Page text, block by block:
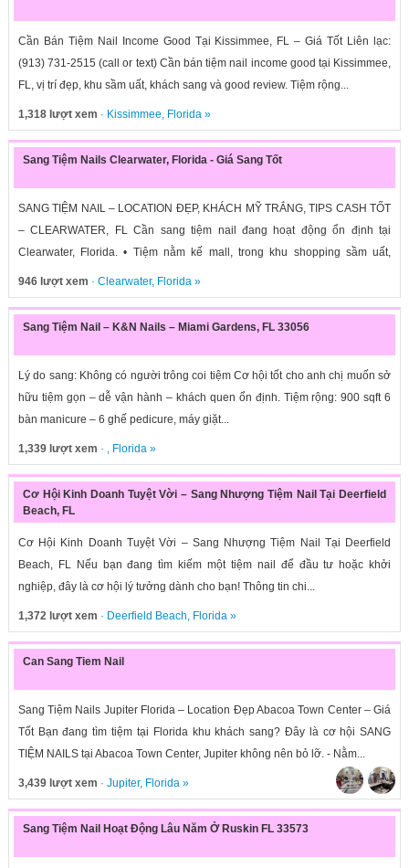
Cần Bán Tiệm Nail Income Good Tại Kissimmee, FL – Giá Tốt Liên lạc:
(913) 731-2515 (call or text) Cần bán tiệm nail income good tại Kissimmee,
FL, vị trí đẹp, khu sầm uất, khách sang và good review. Tiệm rộng...
1,318 lượt xem · Kissimmee, Florida»
Sang Tiệm Nails Clearwater, Florida - Giá Sang Tốt
SANG TIỆM NAIL – LOCATION ĐẸP, KHÁCH MỸ TRẮNG, TIPS CASH TỐT
– CLEARWATER, FL Cần sang tiệm nail đang hoạt động ổn định tại
Clearwater, Florida. • Tiệm nằm kế mall, trong khu shopping sầm uất,
xung...
946 lượt xem · Clearwater, Florida»
Sang Tiệm Nail – K&N Nails – Miami Gardens, FL 33056
Lý do sang: Không có người trông coi tiệm Cơ hội tốt cho anh chị muốn sở
hữu tiệm gọn – dễ vận hành – khách quen ổn định. Tiệm rộng: 900 sqft 6
bàn manicure – 6 ghế pedicure, máy giặt...
1,339 lượt xem · , Florida»
Cơ Hội Kinh Doanh Tuyệt Vời – Sang Nhượng Tiệm Nail Tại Deerfield
Beach, FL
Cơ Hội Kinh Doanh Tuyệt Vời – Sang Nhượng Tiệm Nail Tại Deerfield
Beach, FL Nếu bạn đang tìm kiếm một tiệm nail để đầu tư hoặc khởi
nghiệp, đây là cơ hội lý tưởng dành cho bạn! Thông tin chi...
1,372 lượt xem · Deerfield Beach, Florida»
Can Sang Tiem Nail
Sang Tiệm Nails Jupiter Florida – Location Đẹp Abacoa Town Center – Giá
Tốt Bạn đang tìm tiệm tại Florida khu khách sang? Đây là cơ hội SANG
TIỆM NAILS tại Abacoa Town Center, Jupiter không nên bỏ lỡ. - Nằm...
3,439 lượt xem · Jupiter, Florida»
Sang Tiệm Nail Hoạt Động Lâu Năm Ở Ruskin FL 33573